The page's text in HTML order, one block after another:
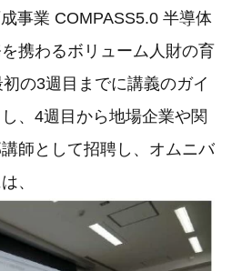
事業 COMPASS5.0 半導体
携わるボリューム人財の育
の3週目までに講義のガイ
、4週目から地場企業や関
師として招聘し、オムニバ
、